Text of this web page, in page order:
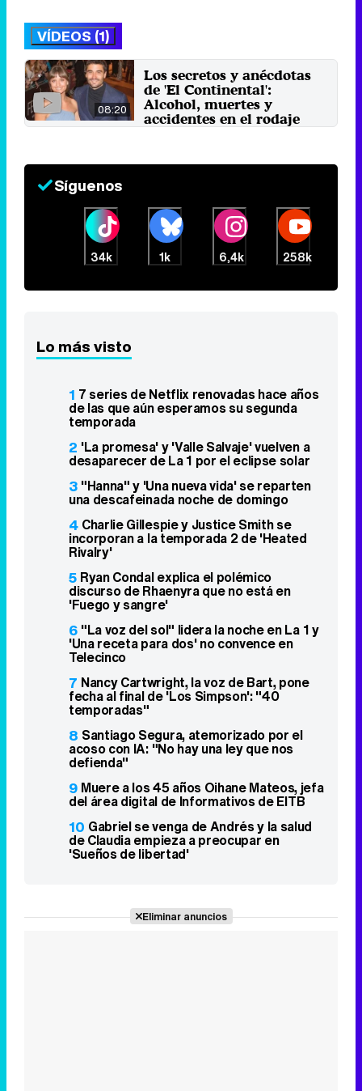
VÍDEOS (1)
08:20
Los secretos y anécdotas
de 'El Continental':
Alcohol, muertes y
accidentes en el rodaje
Síguenos
34k 1k 6,4k 258k
Lo más visto
1 7 series de Netflix renovadas hace años
de las que aún esperamos su segunda
temporada
2 'La promesa' y 'Valle Salvaje' vuelven a
desaparecer de La 1 por el eclipse solar
3 "Hanna" y 'Una nueva vida' se reparten
una descafeinada noche de domingo
4 Charlie Gillespie y Justice Smith se
incorporan a la temporada 2 de 'Heated
Rivalry'
5 Ryan Condal explica el polémico
discurso de Rhaenyra que no está en
'Fuego y sangre'
6 "La voz del sol" lidera la noche en La 1 y
'Una receta para dos' no convence en
Telecinco
7 Nancy Cartwright, la voz de Bart, pone
fecha al final de 'Los Simpson': "40
temporadas"
8 Santiago Segura, atemorizado por el
acoso con IA: "No hay una ley que nos
defienda"
9 Muere a los 45 años Oihane Mateos, jefa
del área digital de Informativos de EITB
10 Gabriel se venga de Andrés y la salud
de Claudia empieza a preocupar en
'Sueños de libertad'
Eliminar anuncios